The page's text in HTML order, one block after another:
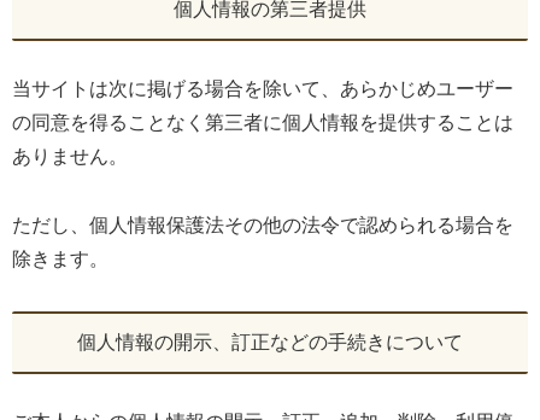
個人情報の第三者提供
当サイトは次に掲げる場合を除いて、あらかじめユーザー
の同意を得ることなく第三者に個人情報を提供することは
ありません。
ただし、個人情報保護法その他の法令で認められる場合を
除きます。
個人情報の開示、訂正などの手続きについて